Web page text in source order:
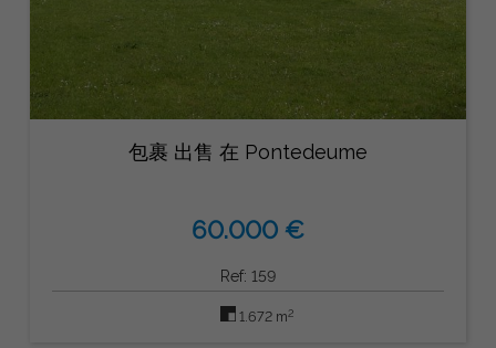
包裹 出售 在 Pontedeume
60.000 €
Ref: 159
1.672 m2